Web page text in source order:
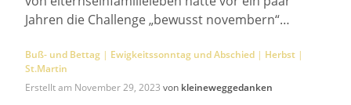
Jahren die Challenge „bewusst novembern“…
Buß- und Bettag | Ewigkeitssonntag und Abschied | Herbst |
St.Martin
Erstellt am November 29, 2023 von kleineweggedanken